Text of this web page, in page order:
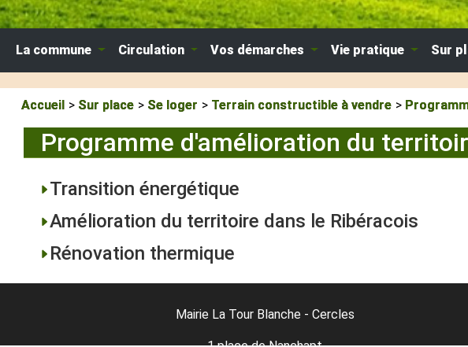
La commune Circulation Vos démarches Vie pratique Sur
Accueil Sur place Se loger Terrain constructible à vendre
Programme d'amélioration du
Transition énergétique
Amélioration du territoire dans le Ribéracois
Rénovation thermique
Mairie La Tour Blanche - Cercles